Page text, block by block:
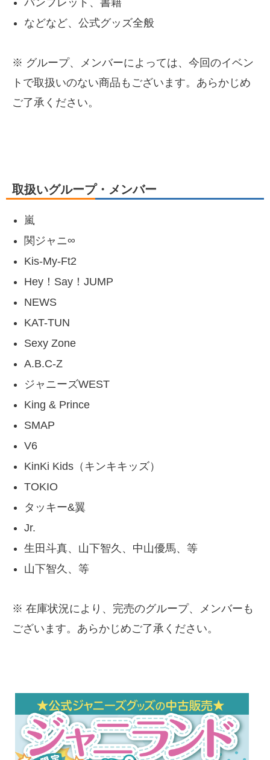
などなど、公式グッズ全般
※ グループ、メンバーによっては、今回のイベン
トで取扱いのない商品もございます。あらかじめ
ご了承ください。
取扱いグループ・メンバー
嵐
関ジャニ∞
Kis-My-Ft2
Hey！Say！JUMP
NEWS
KAT-TUN
Sexy Zone
A.B.C-Z
ジャニーズWEST
King & Prince
SMAP
V6
KinKi Kids（キンキキッズ）
TOKIO
タッキー&翼
Jr.
生田斗真、山下智久、中山優馬、等
山下智久、等
※ 在庫状況により、完売のグループ、メンバーも
ございます。あらかじめご了承ください。